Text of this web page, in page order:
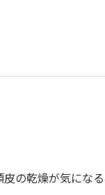
の乾燥が気にな